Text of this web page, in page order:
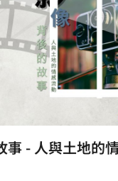
事 - 人與土地的